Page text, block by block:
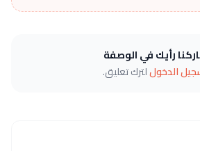
رأيك في الوصفة
الدخوللترك تعليق.